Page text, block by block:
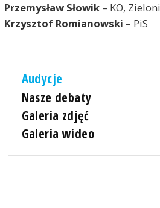
Przemysław Słowik– KO, Zieloni
Krzysztof Romianowski – PiS
Audycje
Nasze debaty
Galeria zdjęć
Galeria wideo